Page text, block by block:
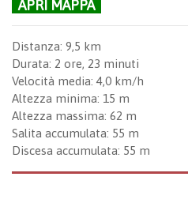
APRI MAPPA
Distanza: 9,5 km
Durata: 2 ore, 23 minuti
Velocità media: 4,0 km/h
Altezza minima: 15 m
Altezza massima: 62 m
Salita accumulata: 55 m
Discesa accumulata: 55 m